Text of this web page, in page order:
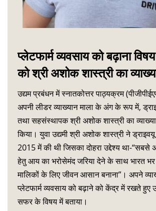
प्लेटफार्म व्यवसाय को बढ़ाना
को श्री अशोक शास्त्री का
उद्यम प्रबंधन में स्नातकोत्तर पाठ्यक्रम
अपनी लीडर व्याख्यान माला के अंग के रूप में,
तथा सहसंस्थापक श्री अशोक शास्त्री का
किया। युवा उद्यमी श्री अशोक शास्त्री ने
2015 में की थी जिसका दोहरा उद्देश्य था-
हेतु आय का भरोसेमंद जरिया देने के साथ भारत
मालिकों के लिए जीवन आसान बनाना”। अपने
प्लेटफार्म व्यवसाय को बढ़ाने को केंद्र में रखते हुए
सफर के विषय में बताया।